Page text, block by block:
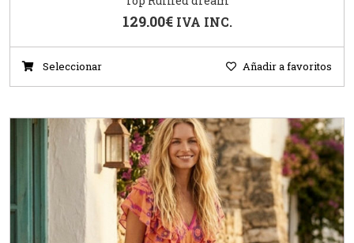
129.00€ IVA INC.
Seleccionar Añadir a favoritos